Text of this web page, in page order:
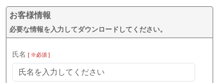
お客様情報
必要な情報を入力してダウンロードしてください。
氏名 [ ※必須 ]